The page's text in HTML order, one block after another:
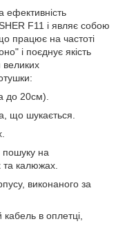
ефективність
F11 і являє собою
працює на частоті
і поєднує якість
великих
до 20см).
що шукається.
на
та калюжах.
виконаного за
в оплетці,